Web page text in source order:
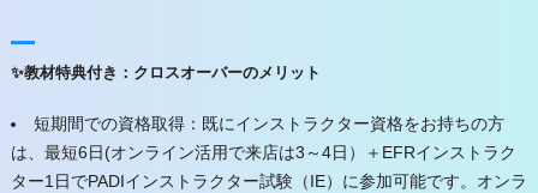
✨教材特典付き：クロスオーバーのメリット
短期間での資格取得：​既にインストラクター資格をお持ちの方
は、最短6日(オンライン活用で来店は3～4日）＋EFRインストラク
ター1日でPADIインストラクター試験（IE）に参加可能です。​オンラ